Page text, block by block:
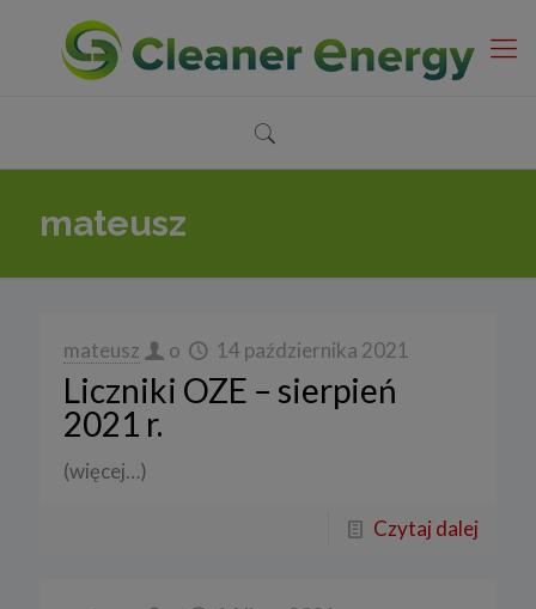
mateusz
mateusz o 14 października 2021
Liczniki OZE – sierpień
2021 r.
(więcej…)
Czytaj dalej